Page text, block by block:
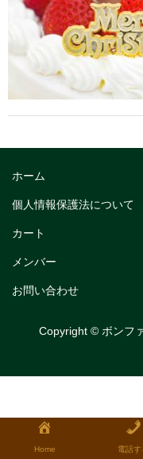
ショートケーキ
ショートケーキ
ショートケーキ
トリフルガナッシュ
トリフルガナッシ
トリフルガナッシュ
生チョコケーキ18cm
タルトレット
全国発送可能ギフト商品
ホーム
個人情報保護法について
カート
メンバー
お問い合わせ
Copyright © ボンフ
Home 電話す